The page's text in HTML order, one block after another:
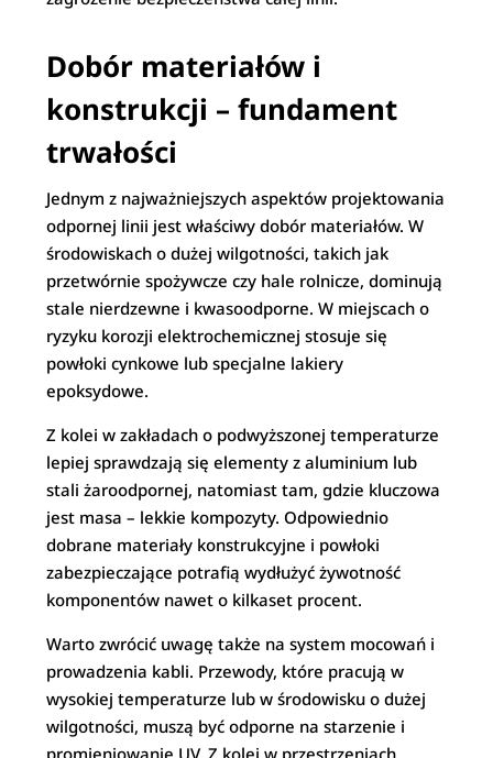
Dobór materiałów i
konstrukcji – fundament
trwałości
Jednym z najważniejszych aspektów projektowania
odpornej linii jest właściwy dobór materiałów. W
środowiskach o dużej wilgotności, takich jak
przetwórnie spożywcze czy hale rolnicze, dominują
stale nierdzewne i kwasoodporne. W miejscach o
ryzyku korozji elektrochemicznej stosuje się
powłoki cynkowe lub specjalne lakiery
epoksydowe.
Z kolei w zakładach o podwyższonej temperaturze
lepiej sprawdzają się elementy z aluminium lub
stali żaroodpornej, natomiast tam, gdzie kluczowa
jest masa – lekkie kompozyty. Odpowiednio
dobrane materiały konstrukcyjne i powłoki
zabezpieczające potrafią wydłużyć żywotność
komponentów nawet o kilkaset procent.
Warto zwrócić uwagę także na system mocowań i
prowadzenia kabli. Przewody, które pracują w
wysokiej temperaturze lub w środowisku o dużej
wilgotności, muszą być odporne na starzenie i
promieniowanie UV. Z kolei w przestrzeniach